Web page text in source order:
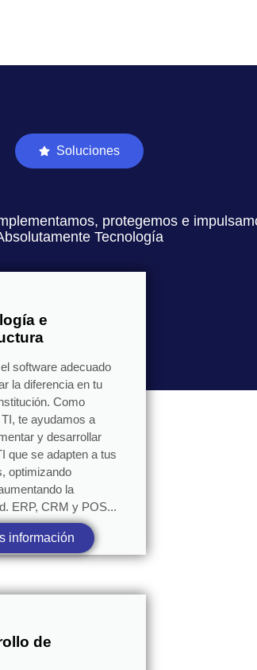
Soluciones
protegemos e
Tecnología
e
software adecuado
la diferencia en tu
Como
te ayudamos a
y desarrollar
que se adapten a tus
optimizando
la
ERP, CRM y POS...
información
de